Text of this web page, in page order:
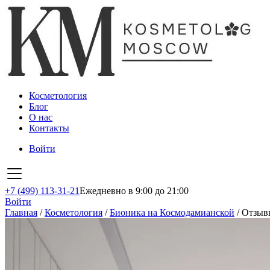
Косметология
Блог
О нас
Контакты
Войти
+7 (499) 113-31-21Ежедневно в 9:00 до 21:00
Войти
Главная /Косметология /Бионика на Космодамианской /